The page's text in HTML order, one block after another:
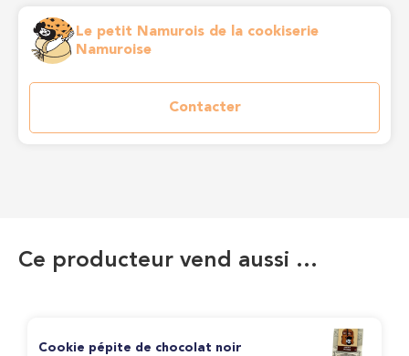
Le petit Namurois de la cookiserie
Namuroise
Contacter
Ce producteur vend aussi …
Cookie pépite de chocolat noir